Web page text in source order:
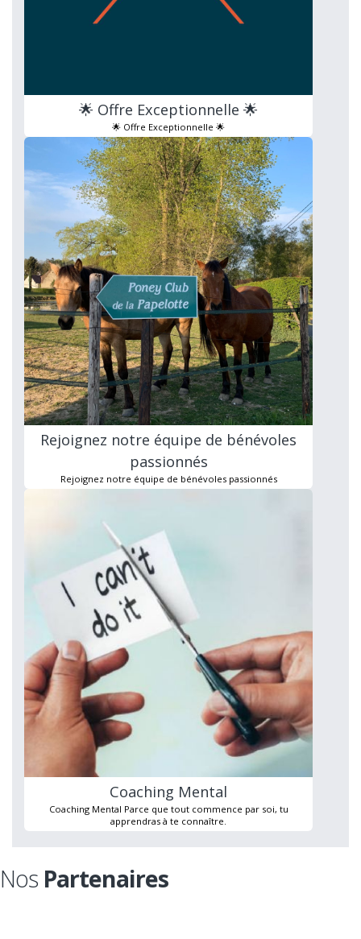
🌟 Offre Exceptionnelle 🌟
🌟 Offre Exceptionnelle 🌟
Rejoignez notre équipe de bénévoles
passionnés
Rejoignez notre équipe de bénévoles passionnés
Coaching Mental
Coaching Mental Parce que tout commence par soi, tu
apprendras à te connaître.
Nos Partenaires